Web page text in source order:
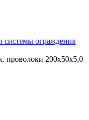
системы ограждения
проволоки 200х50х5,0